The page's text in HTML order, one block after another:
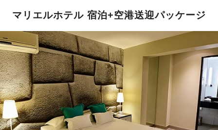
マリエルホテル 宿泊+空港送迎パッケージ